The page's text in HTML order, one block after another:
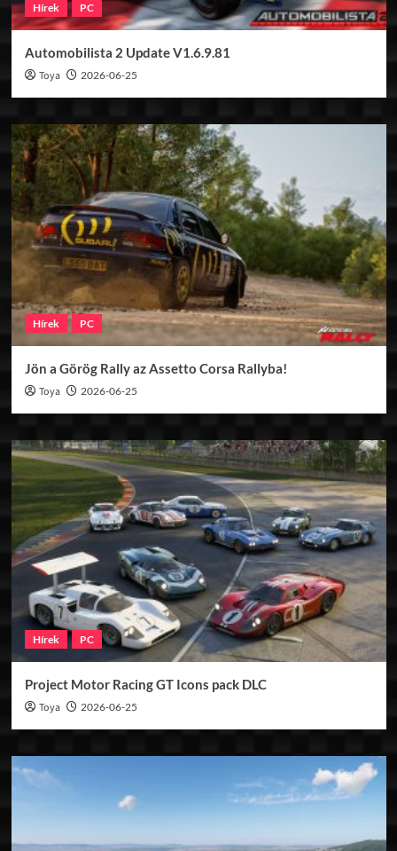
Hírek PC
Automobilista 2 Update V1.6.9.81
Toya 2026-06-25
Hírek PC
Jön a Görög Rally az Assetto Corsa Rallyba!
Toya 2026-06-25
Hírek PC
Project Motor Racing GT Icons pack DLC
Toya 2026-06-25